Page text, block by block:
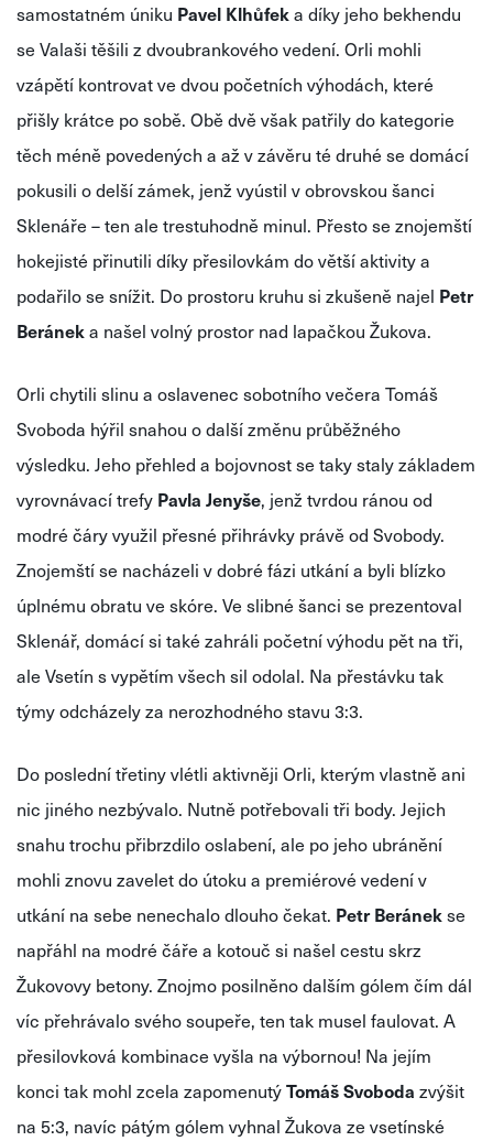
samostatném úniku Pavel Klhůfeka díky jeho bekhendu
se Valaši těšili z dvoubrankového vedení. Orli mohli
vzápětí kontrovat ve dvou početních výhodách, které
přišly krátce po sobě. Obě dvě však patřily do kategorie
těch méně povedených a až v závěru té druhé se domácí
pokusili o delší zámek, jenž vyústil v obrovskou šanci
Sklenáře – ten ale trestuhodně minul. Přesto se znojemští
hokejisté přinutili díky přesilovkám do větší aktivity a
podařilo se snížit. Do prostoru kruhu si zkušeně najel Petr
Beráneka našel volný prostor nad lapačkou Žukova.
Orli chytili slinu a oslavenec sobotního večera Tomáš
Svoboda hýřil snahou o další změnu průběžného
výsledku. Jeho přehled a bojovnost se taky staly základem
vyrovnávací trefy Pavla Jenyše, jenž tvrdou ránou od
modré čáry využil přesné přihrávky právě od Svobody.
Znojemští se nacházeli v dobré fázi utkání a byli blízko
úplnému obratu ve skóre. Ve slibné šanci se prezentoval
Sklenář, domácí si také zahráli početní výhodu pět na tři,
ale Vsetín s vypětím všech sil odolal. Na přestávku tak
týmy odcházely za nerozhodného stavu 3:3.
Do poslední třetiny vlétli aktivněji Orli, kterým vlastně ani
nic jiného nezbývalo. Nutně potřebovali tři body. Jejich
snahu trochu přibrzdilo oslabení, ale po jeho ubránění
mohli znovu zavelet do útoku a premiérové vedení v
utkání na sebe nenechalo dlouho čekat. Petr Beránekse
napřáhl na modré čáře a kotouč si našel cestu skrz
Žukovovy betony. Znojmo posilněno dalším gólem čím dál
víc přehrávalo svého soupeře, ten tak musel faulovat. A
přesilovková kombinace vyšla na výbornou! Na jejím
konci tak mohl zcela zapomenutýTomáš Svoboda zvýšit
na 5:3, navíc pátým gólem vyhnal Žukova ze vsetínské